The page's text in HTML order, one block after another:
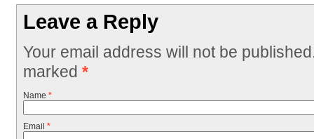
Leave a Reply
Your email address will not be
marked *
Name *
Email *